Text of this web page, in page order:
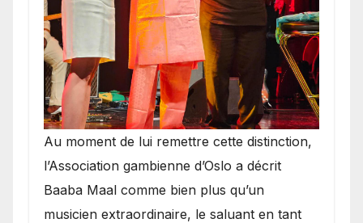
​Au moment de lui remettre cette distinction,
l’Association gambienne d’Oslo a décrit
Baaba Maal comme bien plus qu’un
musicien extraordinaire, le saluant en tant